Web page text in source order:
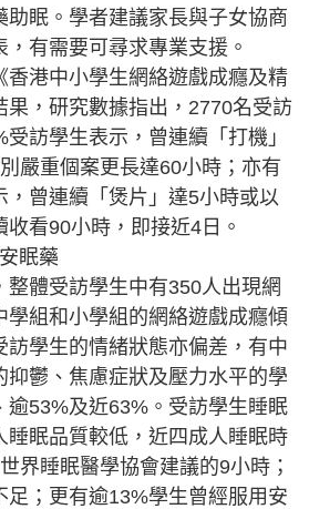
助眠。學者建議家長與子女協商
有需要可尋求專業支援。
香港中小學生網絡遊戲成癮及精
果，研究數據指出，2770名受訪
訪學生表示，曾連續「打機」
嚴重個案更長達60小時；亦有
，曾連續「煲片」達5小時或以
看90小時，即接近4日。
眠藥
體受訪學生中有350人出現網
學組和小學組的網絡遊戲成癮傾
訪學生的情緒狀態亦偏差，有中
抑鬱、焦慮症狀及壓力水平的學
逾53%及近63%。受訪學生睡眠
睡眠品質較低，近四成人睡眠時
界睡眠醫學協會建議的9小時；
足；更有逾13%學生曾經服用安